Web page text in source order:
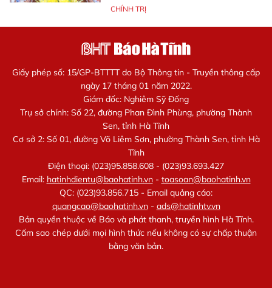
CHÍNH TRỊ
Giấy phép số: 15/GP-BTTTT do Bộ Thông tin - Truyền thông cấp
ngày 17 tháng 01 năm 2022.
Giám đốc: Nghiêm Sỹ Đống
Trụ sở chính: Số 22, đường Phan Đình Phùng, phường Thành
Sen, tỉnh Hà Tĩnh
Cơ sở 2: Số 01, đường Võ Liêm Sơn, phường Thành Sen, tỉnh Hà
Tĩnh
Điện thoại: (023)95.858.608 - (023)93.693.427
Email: hatinhdientu@baohatinh.vn- toasoan@baohatinh.vn
QC: (023)93.856.715 - Email quảng cáo:
quangcao@baohatinh.vn- ads@hatinhtv.vn
Bản quyền thuộc về Báo và phát thanh, truyền hình Hà Tĩnh.
Cấm sao chép dưới mọi hình thức nếu không có sự chấp thuận
bằng văn bản.